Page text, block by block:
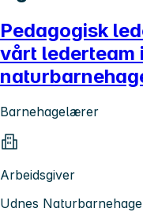
Pedagogisk
vårt lederteam
Barnehagelærer
Arbeidsgiver
Udnes